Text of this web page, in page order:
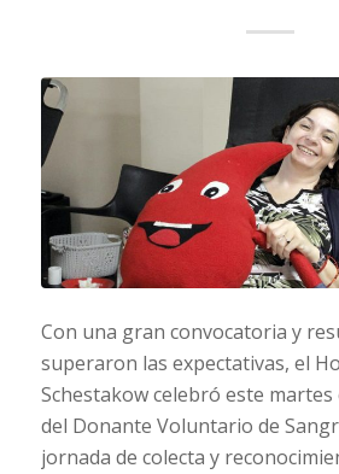
Con una gran convocatoria y
superaron las expectativas, el
Schestakow celebró este martes
del Donante Voluntario de
jornada de colecta y